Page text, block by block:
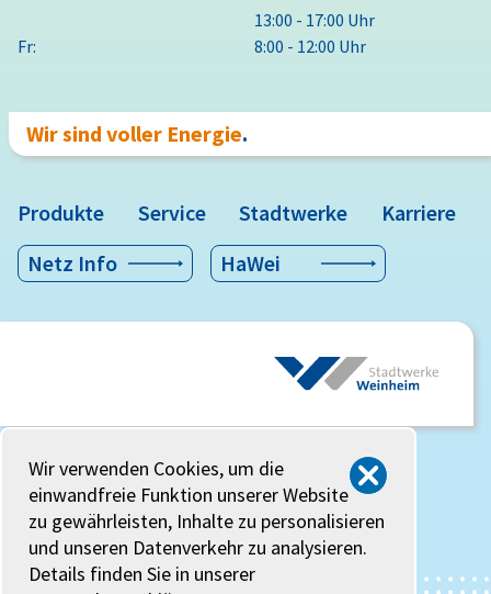
13:00 - 17:00 Uhr
Fr:
8:00 - 12:00 Uhr
Wir sind voller Energie.
Produkte Service Stadtwerke
Karriere
Netz Info
HaWei
Wir verwenden Cookies, um die
einwandfreie Funktion unserer Website
zu gewährleisten, Inhalte zu personalisieren
und unseren Datenverkehr zu analysieren.
Details finden Sie in unserer